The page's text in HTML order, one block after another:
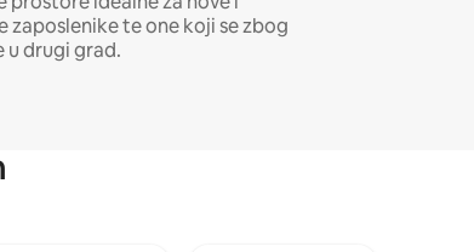
zaposlenike te one koji se zbog
u drugi grad.